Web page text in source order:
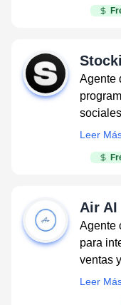
Agente
Leer
Air AI
Agente
para
ventas
Leer